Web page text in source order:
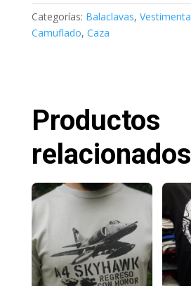
Categorías: Balaclavas, Vestimenta
Camuflado, Caza
Productos
relacionados